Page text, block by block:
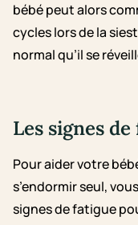
bébé peut alors
cycles lors de la
normal qu’il se
Les signes
Pour aider votre
s’endormir seul,
signes de fatigue